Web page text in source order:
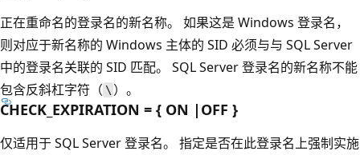
正在重命名的登录名的新名称。 如果这是 Windows 登录名，
则对应于新名称的 Windows 主体的 SID 必须与与 SQL Server
中的登录名关联的 SID 匹配。 SQL Server 登录名的新名称不能
包含反斜杠字符（ \ ）。
CHECK_EXPIRATION = { ON |OFF }
仅适用于 SQL Server 登录名。 指定是否在此登录名上强制实施